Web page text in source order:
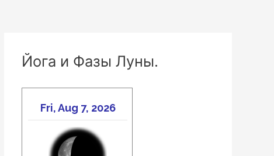
Йога и Фазы Луны.